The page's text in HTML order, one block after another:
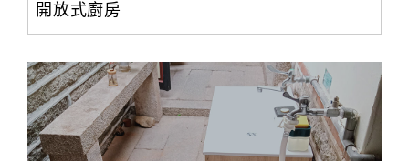
開放式廚房